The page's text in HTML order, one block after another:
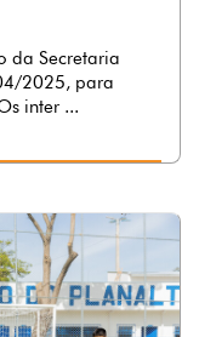
da Secretaria
2025, para
inter ...